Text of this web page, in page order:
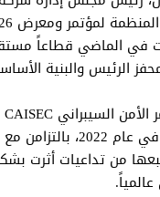
في الماضي قطاعاً
الرئيس والبنية
أعوام، وتحديداً في عام
تبعها من تداعيات أثرت